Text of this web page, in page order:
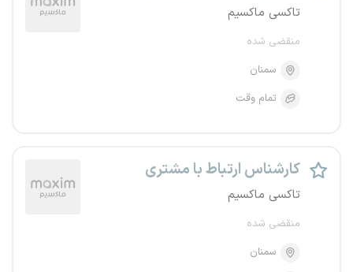
تاکسی ماکسیم
منقضی شده
سمنان
تمام وقت
کارشناس ارتباط با مشتری
تاکسی ماکسیم
منقضی شده
سمنان